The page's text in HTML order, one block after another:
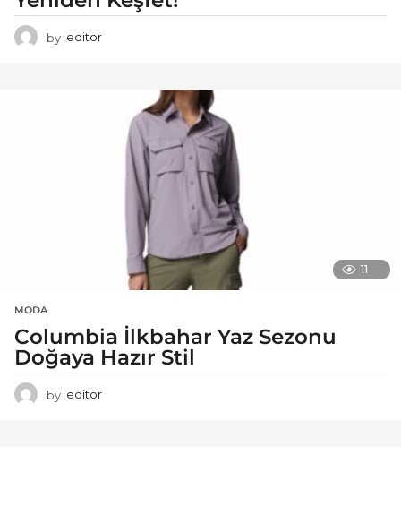
by editor
11
MODA
Columbia İlkbahar Yaz Sezonu
Doğaya Hazır Stil
by editor